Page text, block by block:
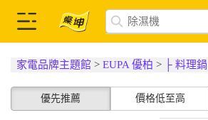
家電品牌主題館 >EUPA 優柏 > ├ 料理鍋
優先推薦 價格低至高